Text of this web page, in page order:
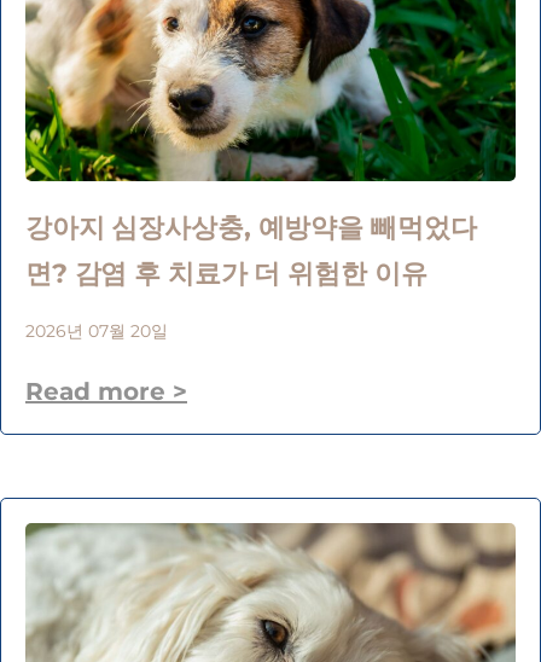
강아지 심장사상충, 예방약을 빼먹었다
면? 감염 후 치료가 더 위험한 이유
2026년 07월 20일
Read more >